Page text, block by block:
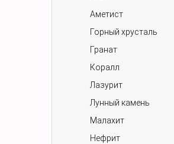
Аметист
Горный хрусталь
Гранат
Коралл
Лазурит
Лунный камень
Малахит
Нефрит